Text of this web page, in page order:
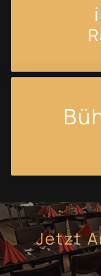
Jetzt